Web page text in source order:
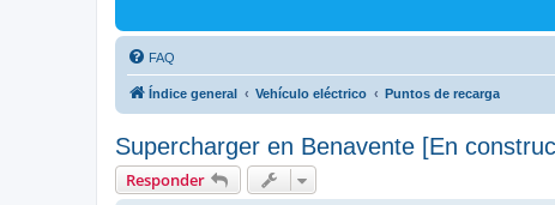
FAQ
Índice general Vehículo eléctrico Puntos de recarga
Supercharger en Benavente [En
Responder